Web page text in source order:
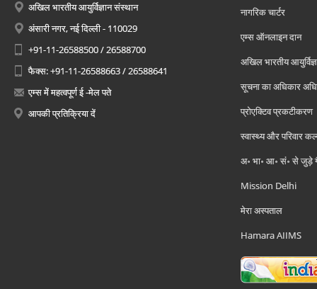
अखिल भारतीय आयुर्विज्ञान संस्थान
अंसारी नगर, नई दिल्ली - 110029
+91-11-26588500 / 26588700
फैक्स: +91-11-26588663 / 26588641
एम्स में महत्वपूर्ण ई -मेल पते
आपकी प्रतिक्रिया दें
नागरिक चार्टर
एम्स ऑनलाइन दान
अखिल भारतीय
सूचना का अधिकार
प्रोएक्टिव प्रकटीकरण
स्वास्थ्य और परिवार
अ॰ भा॰ आ॰ सं॰ से जुड़े
Mission Delhi
मेरा अस्पताल
Hamara AIIMS